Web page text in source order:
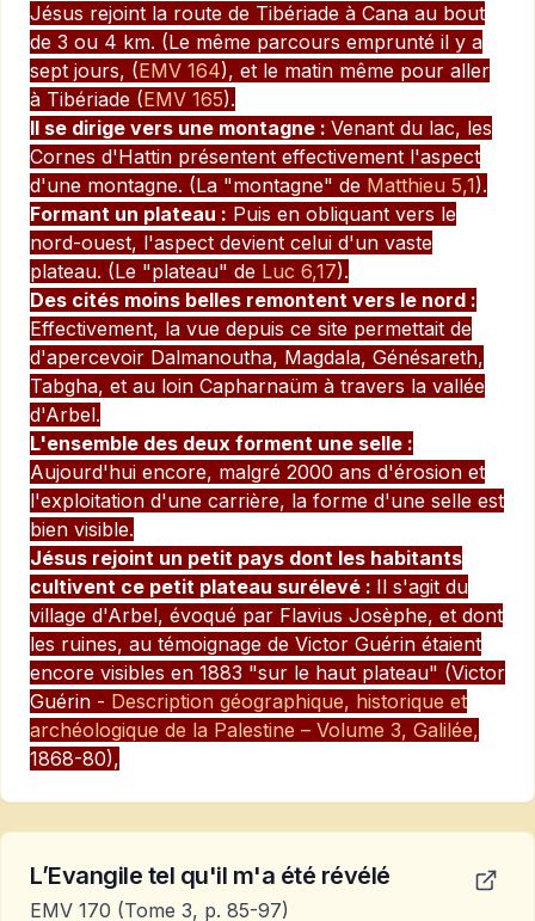
Jésus rejoint la route de Tibériade à Cana au bout
de 3 ou 4 km. (Le même parcours emprunté il y a
sept jours, (EMV 164), et le matin même pour aller
à Tibériade (EMV 165).
Il se dirige vers une montagne : Venant du lac, les
Cornes d'Hattin présentent effectivement l'aspect
d'une montagne. (La "montagne" de Matthieu 5,1).
Formant un plateau : Puis en obliquant vers le
nord-ouest, l'aspect devient celui d'un vaste
plateau. (Le "plateau" de Luc 6,17).
Des cités moins belles remontent vers le nord :
Effectivement, la vue depuis ce site permettait de
d'apercevoir Dalmanoutha, Magdala, Génésareth,
Tabgha, et au loin Capharnaüm à travers la vallée
d'Arbel.
L'ensemble des deux forment une selle :
Aujourd'hui encore, malgré 2000 ans d'érosion et
l'exploitation d'une carrière, la forme d'une selle est
bien visible.
Jésus rejoint un petit pays dont les habitants
cultivent ce petit plateau surélevé : Il s'agit du
village d'Arbel, évoqué par Flavius Josèphe, et dont
les ruines, au témoignage de Victor Guérin étaient
encore visibles en 1883 "sur le haut plateau" (Victor
Guérin - Description géographique, historique et
archéologique de la Palestine – Volume 3, Galilée,
1868-80),
L’Evangile tel qu'il m'a été révélé
EMV 170 (Tome 3, p. 85-97)